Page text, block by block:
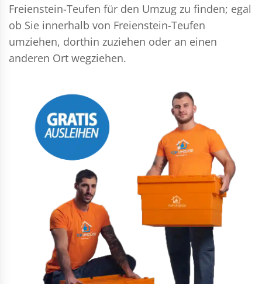
Freienstein-Teufen für den Umzug zu finden; egal
ob Sie innerhalb von Freienstein-Teufen
umziehen, dorthin zuziehen oder an einen
anderen Ort wegziehen.